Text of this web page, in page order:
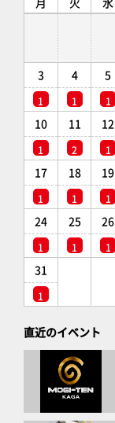
3
1
4
1
5
1
10
1
11
2
12
1
17
1
18
1
19
1
24
1
25
1
26
1
31
1
直近のイベント